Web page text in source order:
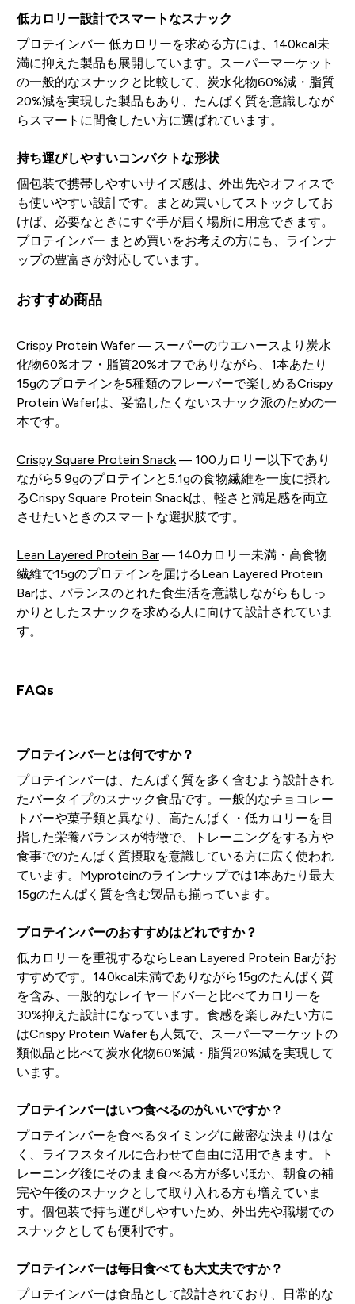
低カロリー設計でスマートなスナック
プロテインバー 低カロリーを求める方には、140kcal未
満に抑えた製品も展開しています。スーパーマーケット
の一般的なスナックと比較して、炭水化物60%減・脂質
20%減を実現した製品もあり、たんぱく質を意識しなが
らスマートに間食したい方に選ばれています。
持ち運びしやすいコンパクトな形状
個包装で携帯しやすいサイズ感は、外出先やオフィスで
も使いやすい設計です。まとめ買いしてストックしてお
けば、必要なときにすぐ手が届く場所に用意できます。
プロテインバー まとめ買いをお考えの方にも、ラインナ
ップの豊富さが対応しています。
おすすめ商品
Crispy Protein Wafer— スーパーのウエハースより炭水
化物60%オフ・脂質20%オフでありながら、1本あたり
15gのプロテインを5種類のフレーバーで楽しめるCrispy
Protein Waferは、妥協したくないスナック派のための一
本です。
Crispy Square Protein Snack— 100カロリー以下であり
ながら5.9gのプロテインと5.1gの食物繊維を一度に摂れ
るCrispy Square Protein Snackは、軽さと満足感を両立
させたいときのスマートな選択肢です。
Lean Layered Protein Bar— 140カロリー未満・高食物
繊維で15gのプロテインを届けるLean Layered Protein
Barは、バランスのとれた食生活を意識しながらもしっ
かりとしたスナックを求める人に向けて設計されていま
す。
FAQs
プロテインバーとは何ですか？
プロテインバーは、たんぱく質を多く含むよう設計され
たバータイプのスナック食品です。一般的なチョコレー
トバーや菓子類と異なり、高たんぱく・低カロリーを目
指した栄養バランスが特徴で、トレーニングをする方や
食事でのたんぱく質摂取を意識している方に広く使われ
ています。Myproteinのラインナップでは1本あたり最大
15gのたんぱく質を含む製品も揃っています。
プロテインバーのおすすめはどれですか？
低カロリーを重視するならLean Layered Protein Barがお
すすめです。140kcal未満でありながら15gのたんぱく質
を含み、一般的なレイヤードバーと比べてカロリーを
30%抑えた設計になっています。食感を楽しみたい方に
はCrispy Protein Waferも人気で、スーパーマーケットの
類似品と比べて炭水化物60%減・脂質20%減を実現して
います。
プロテインバーはいつ食べるのがいいですか？
プロテインバーを食べるタイミングに厳密な決まりはな
く、ライフスタイルに合わせて自由に活用できます。ト
レーニング後にそのまま食べる方が多いほか、朝食の補
完や午後のスナックとして取り入れる方も増えていま
す。個包装で持ち運びしやすいため、外出先や職場での
スナックとしても便利です。
プロテインバーは毎日食べても大丈夫ですか？
プロテインバーは食品として設計されており、日常的な